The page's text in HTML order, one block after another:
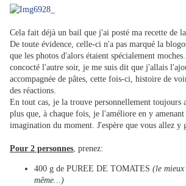
Cela fait déjà un bail que j'ai posté ma recette de
De toute évidence, celle-ci n'a pas marqué la
que les photos d'alors étaient spécialement
concocté l'autre soir, je me suis dit que j'allais
accompagnée de pâtes, cette fois-ci, histoire de
des réactions.
En tout cas, je la trouve personnellement toujours
plus que, à chaque fois, je l'améliore en y
imagination du moment. J'espère que vous allez y
Pour 2 personnes, prenez:
400 g de PUREE DE TOMATES (le
même...)